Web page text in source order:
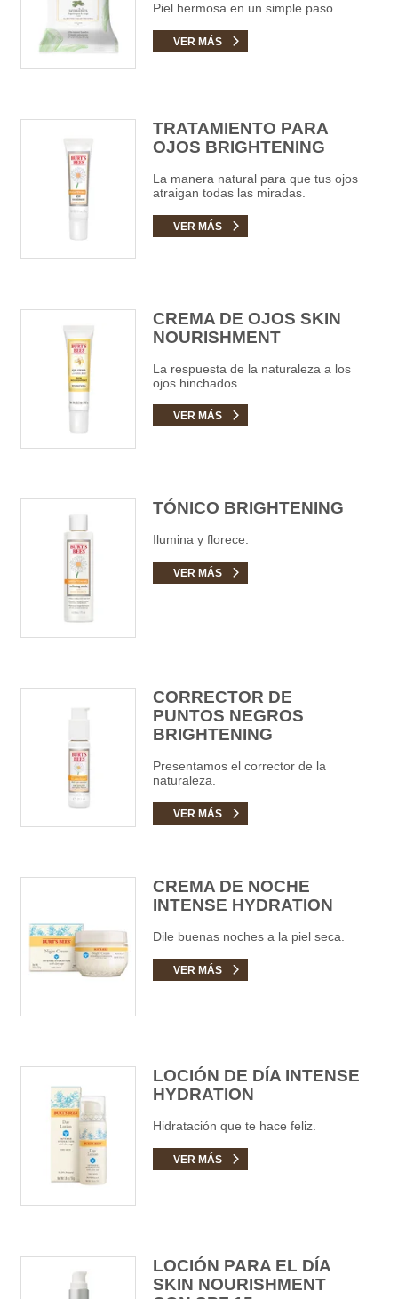
Piel hermosa en un simple paso.
VER MÁS
TRATAMIENTO PARA
OJOS BRIGHTENING
La manera natural para que tus ojos
atraigan todas las miradas.
VER MÁS
CREMA DE OJOS SKIN
NOURISHMENT
La respuesta de la naturaleza a los
ojos hinchados.
VER MÁS
TÓNICO BRIGHTENING
Ilumina y florece.
VER MÁS
CORRECTOR DE
PUNTOS NEGROS
BRIGHTENING
Presentamos el corrector de la
naturaleza.
VER MÁS
CREMA DE NOCHE
INTENSE HYDRATION
Dile buenas noches a la piel seca.
VER MÁS
LOCIÓN DE DÍA INTENSE
HYDRATION
Hidratación que te hace feliz.
VER MÁS
LOCIÓN PARA EL DÍA
SKIN NOURISHMENT